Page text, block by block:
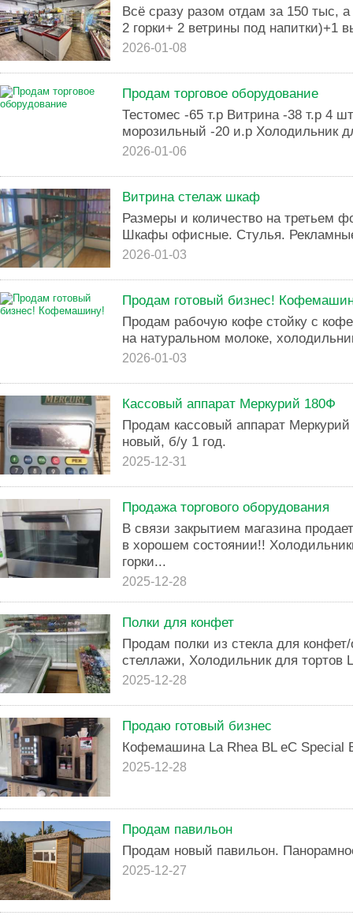
Всё сразу разом отдам за 150 тыс,
2 горки+ 2 ветрины под напитки)+1
2026-01-08
Продам торговое оборудование
Тестомес -65 т.р Витрина -38 т.р 4
морозильный -20 и.р Холодильник
2026-01-06
Витрина стелаж шкаф
Размеры и количество на третьем
Шкафы офисные. Стулья.
2026-01-03
Продам готовый бизнес!
Продам рабочую кофе стойку с
на натуральном молоке,
2026-01-03
Кассовый аппарат Меркурий 180Ф
Продам кассовый аппарат
новый, б/у 1 год.
2025-12-31
Продажа торгового оборудования
В связи закрытием магазина
в хорошем состоянии!!
горки...
2025-12-28
Полки для конфет
Продам полки из стекла для
стеллажи, Холодильник для тортов
2025-12-28
Продаю готовый бизнес
Кофемашина La Rhea BL eC Special
2025-12-28
Продам павильон
Продам новый павильон.
2025-12-27